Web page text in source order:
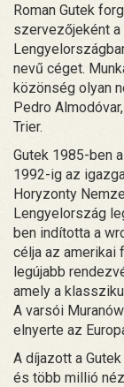
Roman Gutek
szervezőjeként
nevű céget.
közönség olyan
Pedro
Trier.
Gutek 1985-ben
1992-ig az
Horyzonty
Lengyelország
ben indította a
célja az amerikai
legújabb
amely a
A varsói
elnyerte az
A díjazott a
és több millió